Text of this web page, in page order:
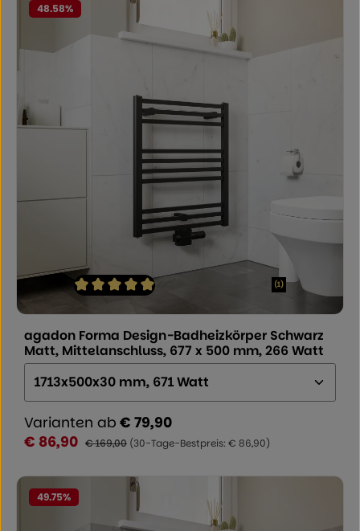
48.58%
(1)
agadon Forma Design-Badheizkörper Schwarz
Matt, Mittelanschluss, 677 x 500 mm, 266 Watt
Größe (Höhe x Breite x Tiefe):
Varianten ab € 79,90
Verkaufspreis:
€ 86,90 Regulärer Preis:
€ 169,00 (30-Tage-Bestpreis: € 86,90)
49.75%